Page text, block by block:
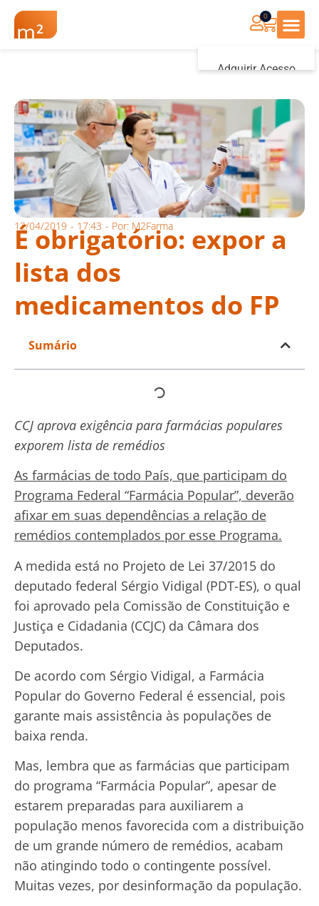
Adquirir Acesso
0
12/04/2019 - 17:43 - Por: M2Farma
É obrigatório: expor a
lista dos
medicamentos do FP
Sumário
CCJ aprova exigência para farmácias populares
exporem lista de remédios
As farmácias de todo País, que participam do
Programa Federal “Farmácia Popular”, deverão
afixar em suas dependências a relação de
remédios contemplados por esse Programa.
A medida está no Projeto de Lei 37/2015 do
deputado federal Sérgio Vidigal (PDT-ES), o qual
foi aprovado pela Comissão de Constituição e
Justiça e Cidadania (CCJC) da Câmara dos
Deputados.
De acordo com Sérgio Vidigal, a Farmácia
Popular do Governo Federal é essencial, pois
garante mais assistência às populações de
baixa renda.
Mas, lembra que as farmácias que participam
do programa “Farmácia Popular”, apesar de
estarem preparadas para auxiliarem a
população menos favorecida com a distribuição
de um grande número de remédios, acabam
não atingindo todo o contingente possível.
Muitas vezes, por desinformação da população.